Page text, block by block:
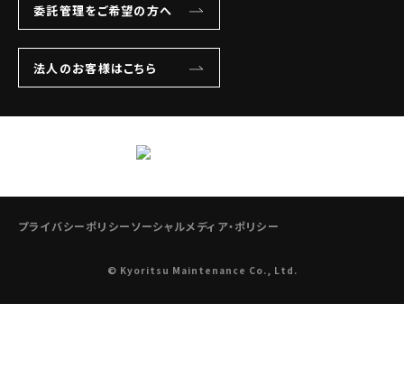
委託管理をご希望の方へ
法人のお客様はこちら
プライバシーポリシーソーシャルメディア・ポリシー
© Kyoritsu Maintenance Co., Ltd.